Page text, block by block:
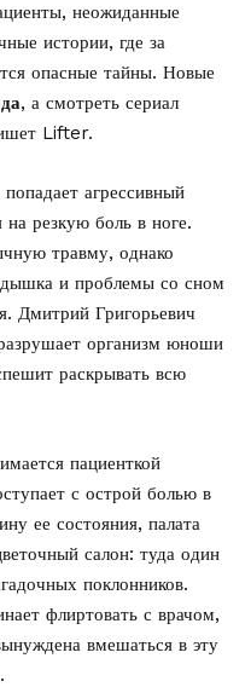
неожиданные
истории, где за
опасные тайны. Новые
, а смотреть сериал
Lifter.
агрессивный
резкую боль в ноге.
травму, однако
и проблемы со сном
Дмитрий Григорьевич
организм юноши
раскрывать всю
пациенткой
с острой болью в
ее состояния, палата
салон: туда один
поклонников.
флиртовать с врачом,
вмешаться в эту